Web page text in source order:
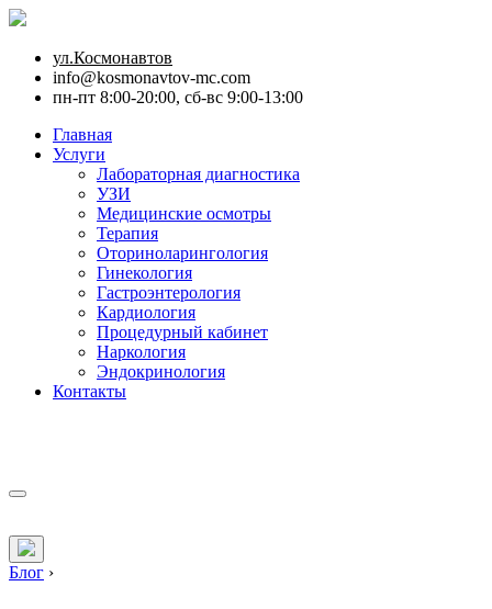
ул.Космонавтов
info@kosmonavtov-mc.com
пн-пт 8:00-20:00, сб-вс 9:00-13:00
Главная
Услуги
Лабораторная диагностика
УЗИ
Медицинские осмотры
Терапия
Оториноларингология
Гинекология
Гастроэнтерология
Кардиология
Процедурный кабинет
Наркология
Эндокринология
Контакты
Блог ›